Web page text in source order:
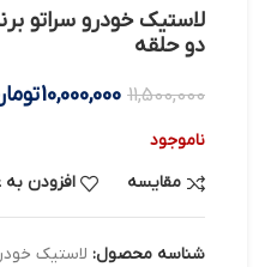
دو حلقه
11,500,000
10,000,000
ناموجود
مقایسه
افزودن
شناسه محصول: لاستیک